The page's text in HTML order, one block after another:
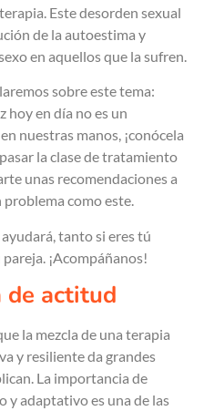
Este desorden sexual
de la autoestima y
en aquellos que la sufren.
sobre este tema:
hoy en día no es un
nuestras manos, ¡conócela
la clase de tratamiento
unas recomendaciones a
problema como este.
tanto si eres tú
¡Acompáñanos!
de actitud
la mezcla de una terapia
y resiliente da grandes
La importancia de
y adaptativo es una de las